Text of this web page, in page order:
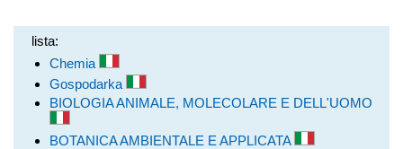
lista:
Chemia
Gospodarka
BIOLOGIA ANIMALE, MOLECOLARE E DELL'UOMO
BOTANICA AMBIENTALE E APPLICATA